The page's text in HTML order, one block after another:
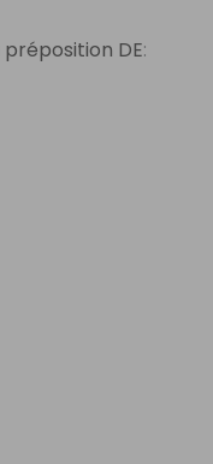
préposition DE: